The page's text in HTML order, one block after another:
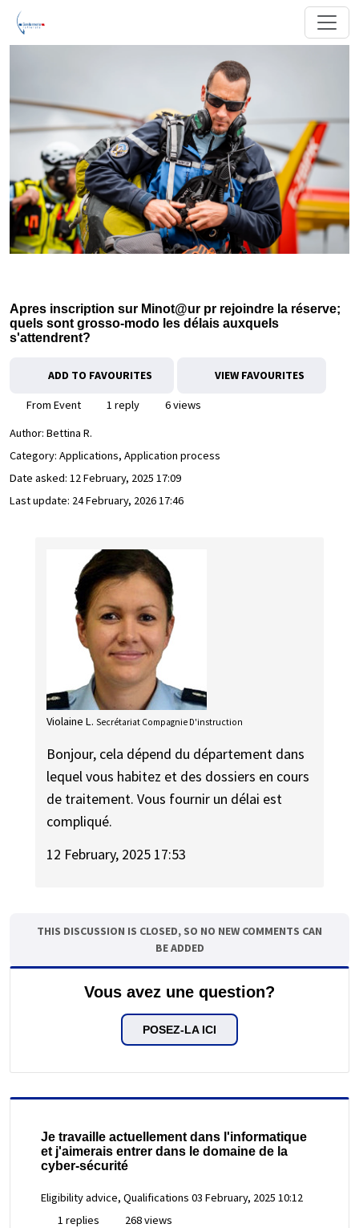
Apres inscription sur Minot@ur pr rejoindre la réserve;
quels sont grosso-modo les délais auxquels
s'attendrent?
ADD TO FAVOURITES VIEW FAVOURITES
From Event 1 reply
6 views
Author: Bettina R.
Category: Applications, Application process
Date asked: 12 February, 2025 17:09
Last update: 24 February, 2026 17:46
Violaine L. Secrétariat Compagnie D'instruction
Bonjour, cela dépend du département dans
lequel vous habitez et des dossiers en cours
de traitement. Vous fournir un délai est
compliqué.
12 February, 2025 17:53
THIS DISCUSSION IS CLOSED, SO NO NEW COMMENTS CAN
BE ADDED
Vous avez une question?
POSEZ-LA ICI
Je travaille actuellement dans l'informatique
et j'aimerais entrer dans le domaine de la
cyber-sécurité
Eligibility advice, Qualifications 03 February, 2025 10:12
1 replies
268 views